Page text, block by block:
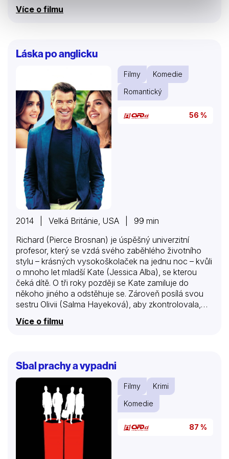
sebe zamilují. To mění situaci. Teď si přejí od smlouvy
odstoupit a musí najít způsob, jak na to.
Více o filmu
Láska po anglicku
Filmy
Komedie
Romantický
56 %
2014 | Velká Británie, USA | 99 min
Richard (Pierce Brosnan) je úspěšný univerzitní
profesor, který se vzdá svého zaběhlého životního
stylu – krásných vysokoškolaček na jednu noc – kvůli
o mnoho let mladší Kate (Jessica Alba), se kterou
čeká dítě. O tři roky později se Kate zamiluje do
někoho jiného a odstěhuje se. Zároveň posílá svou
sestru Olivii (Salma Hayeková), aby zkontrolovala,
přesvědčena, že se Richard vrátil ke svému
Více o filmu
Sbal prachy a vypadni
Filmy
Krimi
Komedie
87 %